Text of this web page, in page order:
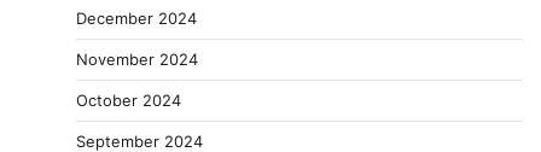
December 2024
November 2024
October 2024
September 2024